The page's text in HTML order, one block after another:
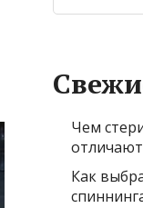
Чем
Как